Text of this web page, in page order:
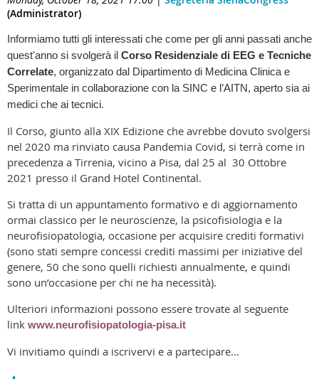
(Administrator)
Informiamo tutti gli interessati che come per gli anni passati anche
quest'anno si svolgerà il Corso Residenziale di EEG e Tecniche
Correlate, organizzato dal Dipartimento di Medicina Clinica e
Sperimentale in collaborazione con la SINC e l’AITN, aperto sia ai
medici che ai tecnici.
Il Corso, giunto alla XIX Edizione che avrebbe dovuto svolgersi
nel 2020 ma rinviato causa Pandemia Covid, si terrà come in
precedenza a Tirrenia, vicino a Pisa, dal 25 al 30 Ottobre
2021 presso il Grand Hotel Continental.
Si tratta di un appuntamento formativo e di aggiornamento
ormai classico per le neuroscienze, la psicofisiologia e la
neurofisiopatologia, occasione per acquisire crediti formativi
(sono stati sempre concessi crediti massimi per iniziative del
genere, 50 che sono quelli richiesti annualmente, e quindi
sono un’occasione per chi ne ha necessità).
Ulteriori informazioni possono essere trovate al seguente
link www.neurofisiopatologia-pisa.it
Vi invitiamo quindi a iscrivervi e a partecipare...